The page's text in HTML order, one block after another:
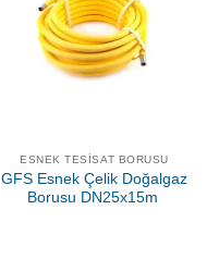
ESNEK TESISAT BORUSU
GFS Esnek Çelik Doğalgaz
Borusu DN25x15m